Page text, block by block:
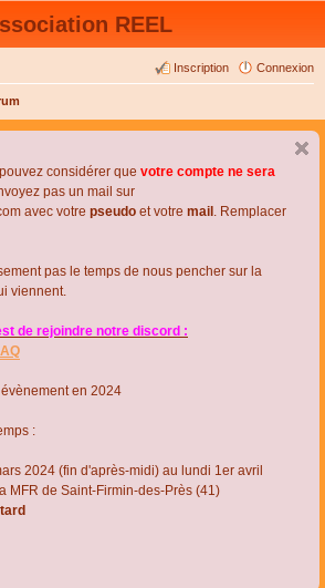
REEL
Connexion
Inscription
considérer que votre compte ne sera
pas un mail sur
avec votre pseudo et votre mail . Remplacer
pas le temps de nous pencher sur la
viennent.
de rejoindre notre discord :
en 2024
:
2024 (fin d'après-midi) au lundi 1er avril
MFR de Saint-Firmin-des-Près (41)